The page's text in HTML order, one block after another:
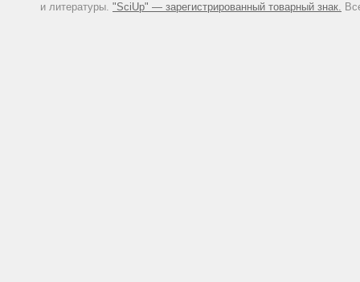
и литературы. "SciUp" — зарегистрированный товарный знак.